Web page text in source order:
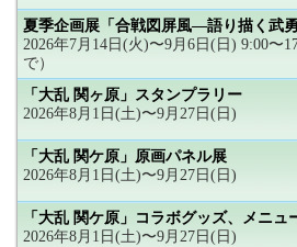
夏季企画展「合戦図屏風―語り描く武
2026年7月14日(火)〜9月6日(日) 9:00〜
で）
「大乱 関ヶ原」スタンプラリー
2026年8月1日(土)〜9月27日(日)
「大乱 関ケ原」原画パネル展
2026年8月1日(土)〜9月27日(日)
「大乱 関ケ原」コラボグッズ、メニュ
2026年8月1日(土)〜9月27日(日)